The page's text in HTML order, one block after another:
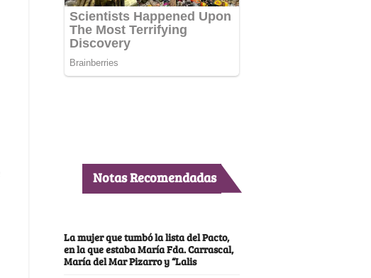
Notas Recomendadas
La mujer que tumbó la lista del Pacto,
en la que estaba María Fda. Carrascal,
María del Mar Pizarro y “Lalis